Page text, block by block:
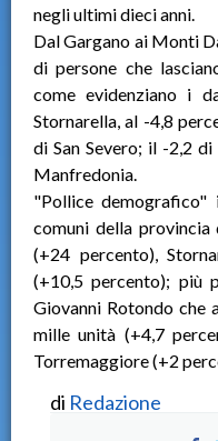
negli ultimi dieci anni.
Dal Gargano ai Monti
di persone che
come evidenziano i
Stornarella, al -4,8
di San Severo; il -2,2
Manfredonia.
"Pollice
comuni della
(+24 percento),
(+10,5 percento); più
Giovanni Rotondo che
mille unità (+4,7
Torremaggiore (+2
di Redazione